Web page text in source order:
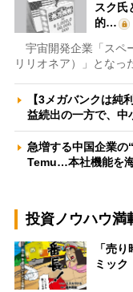
スク氏
的…
宇宙開発企業「スペ
リリオネア）」となっ
【3メガバンクは純
益続出の一方で、
急増する中国企業
Temu…本社機能を
投資ノウハウ満
「売
ミック